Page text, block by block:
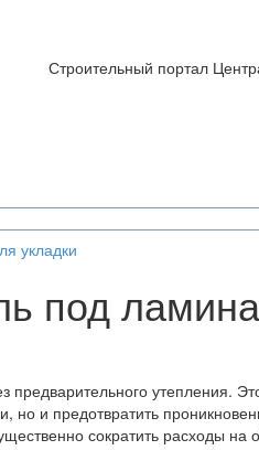
Строительный портал
укладки
под
предварительного утепления.
но и предотвратить
сократить расходы на